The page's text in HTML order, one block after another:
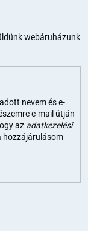
webáruházunk
nevem és e-
e-mail útján
az adatkezelési
hozzájárulásom